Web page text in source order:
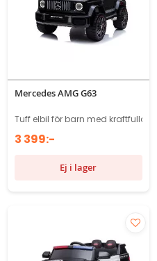
Mercedes AMG G63
Tuff elbil för barn med kraftfulla
3 399:-
Ej i lager